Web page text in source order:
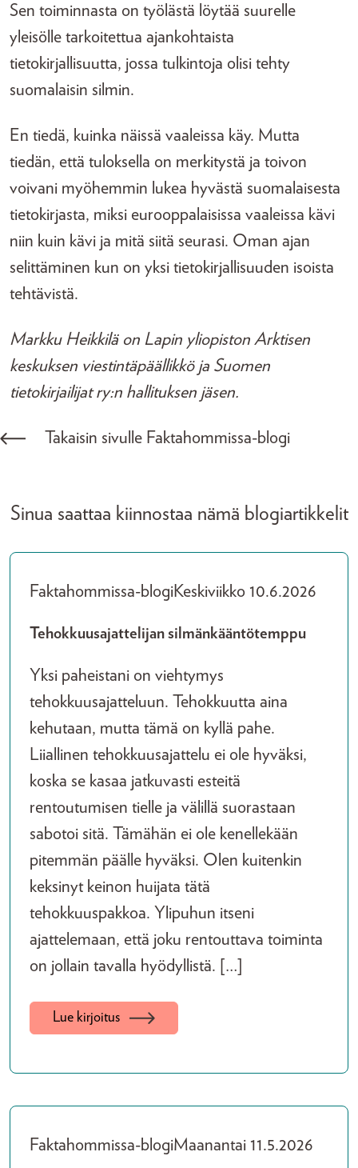
Sen toiminnasta on työlästä löytää suurelle
yleisölle tarkoitettua ajankohtaista
tietokirjallisuutta, jossa tulkintoja olisi tehty
suomalaisin silmin.
En tiedä, kuinka näissä vaaleissa käy. Mutta
tiedän, että tuloksella on merkitystä ja toivon
voivani myöhemmin lukea hyvästä suomalaisesta
tietokirjasta, miksi eurooppalaisissa vaaleissa kävi
niin kuin kävi ja mitä siitä seurasi. Oman ajan
selittäminen kun on yksi tietokirjallisuuden isoista
tehtävistä.
Markku Heikkilä on Lapin yliopiston Arktisen
keskuksen viestintäpäällikkö ja Suomen
tietokirjailijat ry:n hallituksen jäsen.
Takaisin sivulle Faktahommissa-blogi
Sinua saattaa kiinnostaa nämä blogiartikkelit
Faktahommissa-blogiKeskiviikko 10.6.2026
Tehokkuusajattelijan silmänkääntötemppu
Yksi paheistani on viehtymys
tehokkuusajatteluun. Tehokkuutta aina
kehutaan, mutta tämä on kyllä pahe.
Liiallinen tehokkuusajattelu ei ole hyväksi,
koska se kasaa jatkuvasti esteitä
rentoutumisen tielle ja välillä suorastaan
sabotoi sitä. Tämähän ei ole kenellekään
pitemmän päälle hyväksi. Olen kuitenkin
keksinyt keinon huijata tätä
tehokkuuspakkoa. Ylipuhun itseni
ajattelemaan, että joku rentouttava toiminta
on jollain tavalla hyödyllistä. […]
Lue kirjoitus
Faktahommissa-blogiMaanantai 11.5.2026